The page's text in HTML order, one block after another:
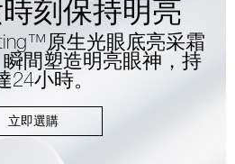
刻保持明亮
原生光眼底亮采霜
間塑造明亮眼神，持
24小時。
立即選購